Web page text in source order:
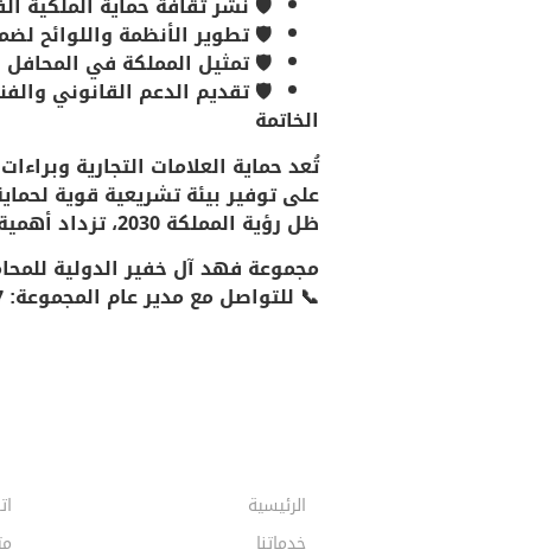
🛡️ تطوير الأنظمة واللوائح
🛡️ تمثيل المملكة في المحافل
🛡️ تقديم الدعم القانوني
الخاتمة
تُعد حماية العلامات التجارية
على توفير بيئة تشريعية قوية
ظل رؤية المملكة 2030، تزداد أهمية دعم حقوق الملكية الفكرية لتكون ركيزة أساسية في تنمية الابتكار وريادة الأعمال.
مجموعة فهد آل خفير الدولية
📞 للتواصل مع مدير عام المجموعة: 0559677777
الرئيسية
خدماتنا